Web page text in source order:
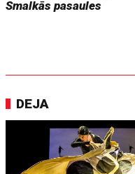
Smalkās pasaules
DEJA